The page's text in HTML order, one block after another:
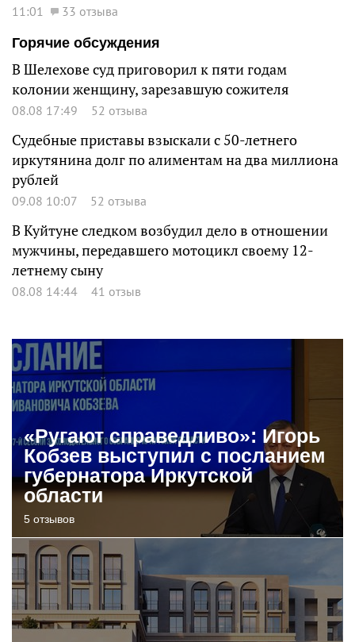
11:01
33 отзыва
Горячие обсуждения
В Шелехове суд приговорил к пяти годам
колонии женщину, зарезавшую сожителя
08.08 17:49 52 отзыва
Судебные приставы взыскали с 50-летнего
иркутянина долг по алиментам на два миллиона
рублей
09.08 10:07 52 отзыва
В Куйтуне следком возбудил дело в отношении
мужчины, передавшего мотоцикл своему 12-
летнему сыну
08.08 14:44 41 отзыв
«Ругают справедливо»: Игорь
Кобзев выступил с посланием
губернатора Иркутской
области
5 отзывов